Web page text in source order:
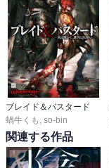
ブレイド＆バスタード
蝸牛くも so-bin
関連する作品